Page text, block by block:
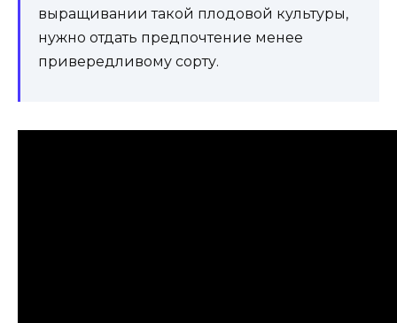
выращивании такой плодовой культуры,
нужно отдать предпочтение менее
привередливому сорту.